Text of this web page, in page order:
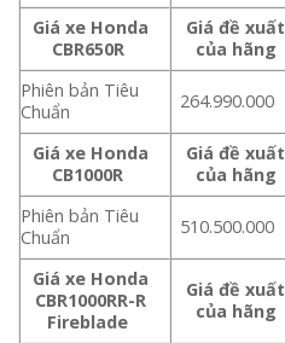
Giá xe Honda
CBR650R
Giá đề xuất
của hãng
Phiên bản Tiêu
Chuẩn
264.990.000
Giá xe Honda
CB1000R
Giá đề xuất
của hãng
Phiên bản Tiêu
Chuẩn
510.500.000
Giá xe Honda
CBR1000RR-R
Fireblade
Giá đề xuất
của hãng